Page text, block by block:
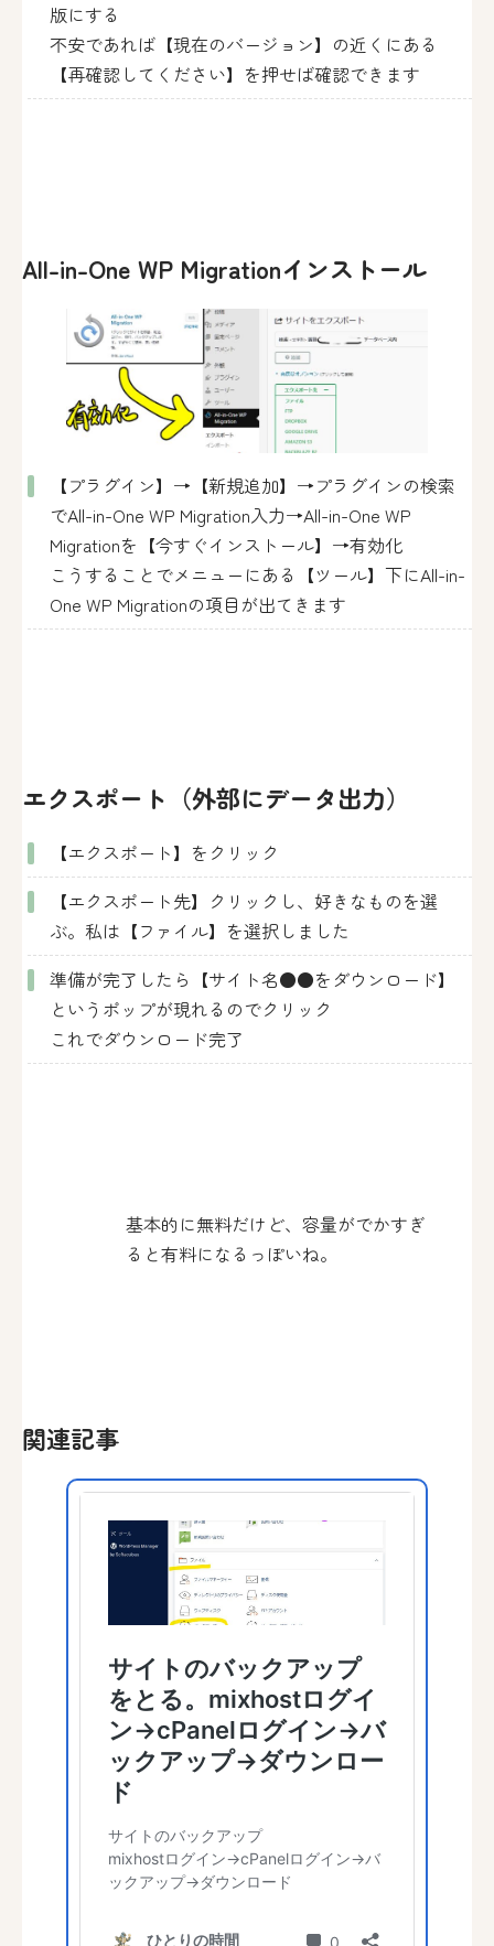
版にする
不安であれば【現在のバージョン】の近くにある
【再確認してください】を押せば確認できます
All-in-One WP Migrationインストール
【プラグイン】→【新規追加】→プラグインの検索
でAll-in-One WP Migration入力→All-in-One WP
Migrationを【今すぐインストール】→有効化
こうすることでメニューにある【ツール】下にAll-in-
One WP Migrationの項目が出てきます
エクスポート（外部にデータ出力）
【エクスポート】をクリック
【エクスポート先】クリックし、好きなものを選
ぶ。私は【ファイル】を選択しました
準備が完了したら【サイト名●●をダウンロード】
というポップが現れるのでクリック
これでダウンロード完了
基本的に無料だけど、容量がでかすぎ
ると有料になるっぽいね。
関連記事